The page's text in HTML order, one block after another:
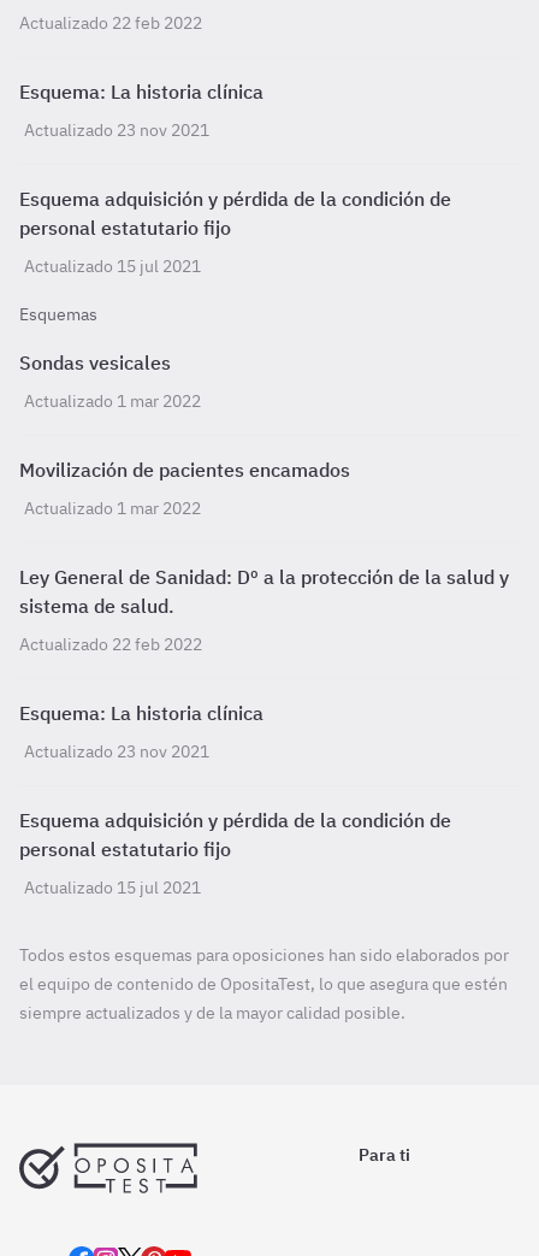
Actualizado 22 feb 2022
Esquema: La historia clínica
Actualizado 23 nov 2021
Esquema adquisición y pérdida de la condición de
personal estatutario fijo
Actualizado 15 jul 2021
Esquemas
Sondas vesicales
Actualizado 1 mar 2022
Movilización de pacientes encamados
Actualizado 1 mar 2022
Ley General de Sanidad: Dº a la protección de la salud y
sistema de salud.
Actualizado 22 feb 2022
Esquema: La historia clínica
Actualizado 23 nov 2021
Esquema adquisición y pérdida de la condición de
personal estatutario fijo
Actualizado 15 jul 2021
Todos estos esquemas para oposiciones han sido elaborados por
el equipo de contenido de OpositaTest, lo que asegura que estén
siempre actualizados y de la mayor calidad posible.
Para ti